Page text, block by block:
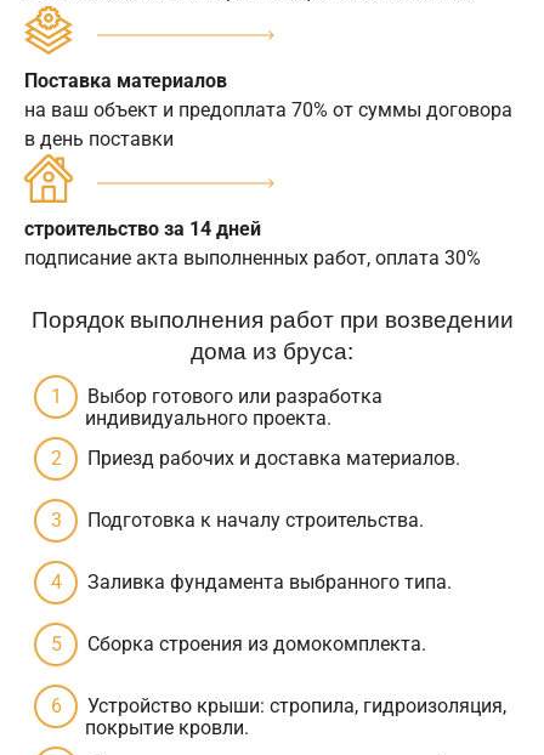
Поставка материалов
на ваш объект и предоплата 70% от суммы договора
в день поставки
строительство за 14 дней
подписание акта выполненных работ, оплата 30%
Порядок выполнения работ при возведении
дома из бруса:
Выбор готового или разработка
индивидуального проекта.
Приезд рабочих и доставка материалов.
Подготовка к началу строительства.
Заливка фундамента выбранного типа.
Сборка строения из домокомплекта.
Устройство крыши: стропила, гидроизоляция,
покрытие кровли.